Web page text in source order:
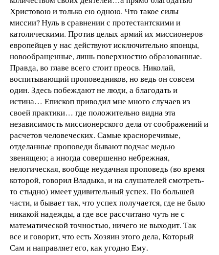
Христовою и только ею одною. Что такое силы
миссии? Нуль в сравнении с протестантскими и
католическими. Против целых армий их миссионеров-
европейцев у нас действуют исключительно японцы,
новообращенные, лишь поверхностно образованные.
Правда, во главе всего стоит преосв. Николай,
воспитывающий проповедников, но ведь он совсем
один. Здесь побеждают не люди, а благодать и
истина… Епископ приводил мне много случаев из
своей практики… где положительно видна эта
независимость миссионерского дела от соображений и
расчетов человеческих. Самые красноречивые,
отделанные проповеди бывают подчас медью
звенящею; а иногда совершенно небрежная,
нелогическая, вообще неудачная проповедь (во время
которой, говорил Владыка, и на слушателей смотреть-
то стыдно) имеет удивительный успех. По большей
части, и бывает так, что успех получается, где не было
никакой надежды, а где все рассчитано чуть не с
математической точностью, ничего не выходит. Так
все и говорит, что есть Хозяин этого дела, Который
Сам и направляет его, как угодно Ему.